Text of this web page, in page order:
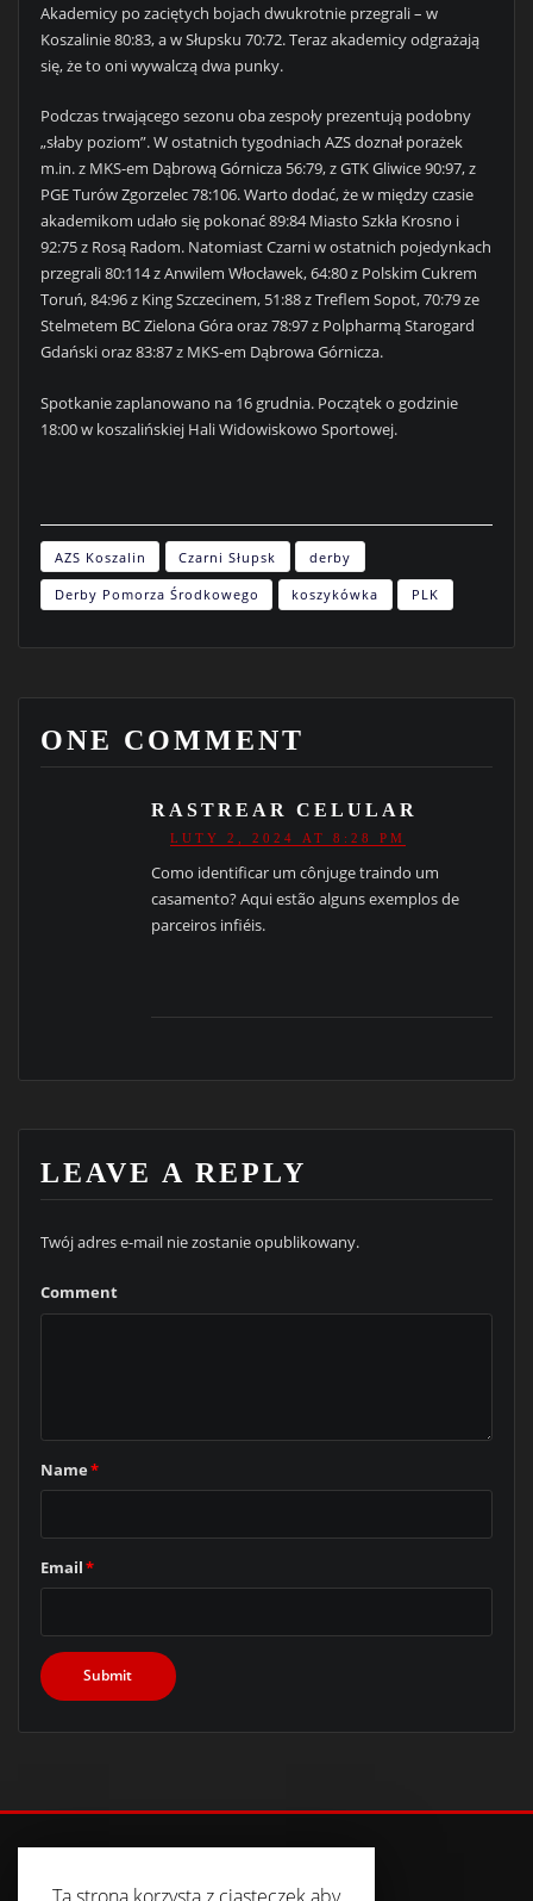
Akademicy po zaciętych bojach dwukrotnie przegrali – w
Koszalinie 80:83, a w Słupsku 70:72. Teraz akademicy odgrażają
się, że to oni wywalczą dwa punky.
Podczas trwającego sezonu oba zespoły prezentują podobny
„słaby poziom”. W ostatnich tygodniach AZS doznał porażek
m.in. z MKS-em Dąbrową Górnicza 56:79, z GTK Gliwice 90:97, z
PGE Turów Zgorzelec 78:106. Warto dodać, że w między czasie
akademikom udało się pokonać 89:84 Miasto Szkła Krosno i
92:75 z Rosą Radom. Natomiast Czarni w ostatnich pojedynkach
przegrali 80:114 z Anwilem Włocławek, 64:80 z Polskim Cukrem
Toruń, 84:96 z King Szczecinem, 51:88 z Treflem Sopot, 70:79 ze
Stelmetem BC Zielona Góra oraz 78:97 z Polpharmą Starogard
Gdański oraz 83:87 z MKS-em Dąbrowa Górnicza.
Spotkanie zaplanowano na 16 grudnia. Początek o godzinie
18:00 w koszalińskiej Hali Widowiskowo Sportowej.
AZS Koszalin Czarni Słupsk derby
Derby Pomorza Środkowego koszykówka PLK
ONE COMMENT
RASTREAR CELULAR
LUTY 2, 2024 AT 8:28 PM
Como identificar um cônjuge traindo um
casamento? Aqui estão alguns exemplos de
parceiros infiéis.
LEAVE A REPLY
Twój adres e-mail nie zostanie opublikowany.
Comment
Name*
Email*